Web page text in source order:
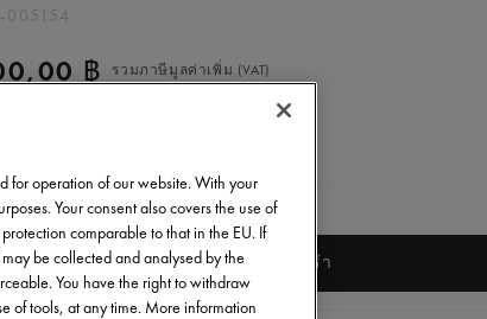
005154
฿ รวมภาษีมูลค่าเพิ่ม (VAT)
งโดยประมาณ: 01/01/2673
เพิ่มลงในตะกร้า
for operation of our website. With your
Your consent also covers the use of
comparable to that in the EU. If
be collected and analysed by the
You have the right to withdraw
of tools, at any time. More information